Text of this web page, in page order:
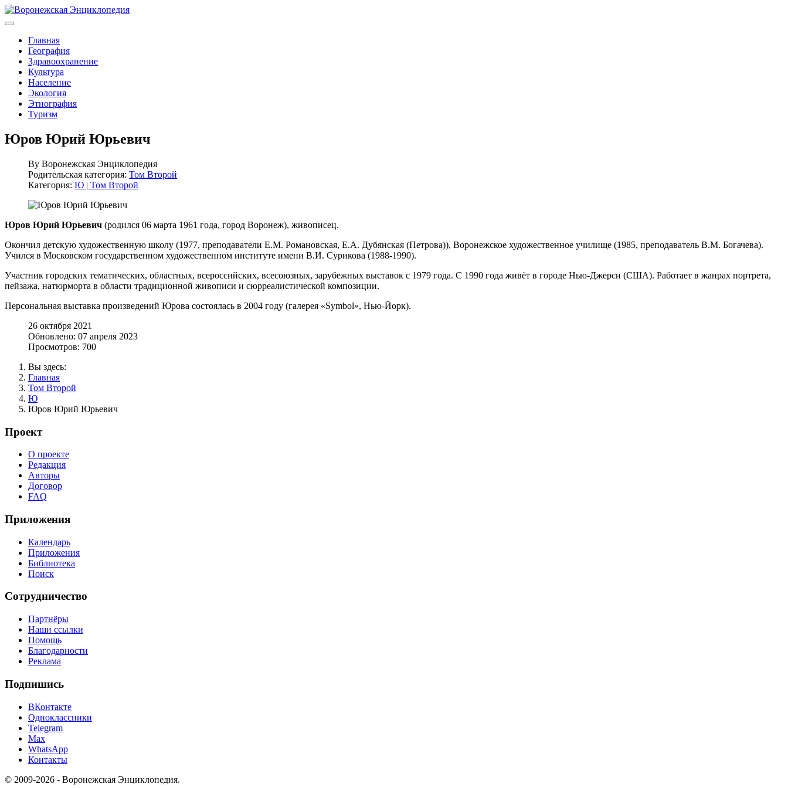
Главная
География
Здравоохранение
Культура
Население
Экология
Этнография
Туризм
Юров Юрий Юрьевич
By Воронежская Энциклопедия
Родительская категория: Том Второй
Категория: Ю | Том Второй
Юров Юрий Юрьевич (родился 06 марта 1961 года, город Воронеж), живописец.
Окончил детскую художественную школу (1977, преподаватели Е.М. Романовская, Е.А. Дубянская (Петрова)), Воронежское художественное училище (1985, преподаватель В.М. Богачева).
Учился в Московском государственном художественном институте имени В.И. Сурикова (1988-1990).
Участник городских тематических, областных, всероссийских, всесоюзных, зарубежных выставок с 1979 года. С 1990 года живёт в городе Нью-Джерси (США). Работает в жанрах портрета,
пейзажа, натюрморта в области традиционной живописи и сюрреалистической композиции.
Персональная выставка произведений Юрова состоялась в 2004 году (галерея «Symbol», Нью-Йорк).
26 октября 2021
Обновлено: 07 апреля 2023
Просмотров: 700
Вы здесь:
Главная
Том Второй
Ю
Юров Юрий Юрьевич
Проект
О проекте
Редакция
Авторы
Договор
FAQ
Приложения
Календарь
Приложения
Библиотека
Поиск
Сотрудничество
Партнёры
Наши ссылки
Помощь
Благодарности
Реклама
Подпишись
ВКонтакте
Одноклассники
Telegram
Max
WhatsApp
Контакты
© 2009-2026 - Воронежская Энциклопедия.